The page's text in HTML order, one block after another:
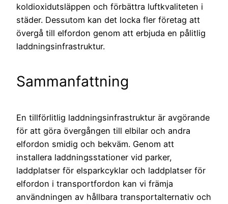
koldioxidutsläppen och förbättra luftkvaliteten i
städer. Dessutom kan det locka fler företag att
övergå till elfordon genom att erbjuda en pålitlig
laddningsinfrastruktur.
Sammanfattning
En tillförlitlig laddningsinfrastruktur är avgörande
för att göra övergången till elbilar och andra
elfordon smidig och bekväm. Genom att
installera laddningsstationer vid parker,
laddplatser för elsparkcyklar och laddplatser för
elfordon i transportfordon kan vi främja
användningen av hållbara transportalternativ och